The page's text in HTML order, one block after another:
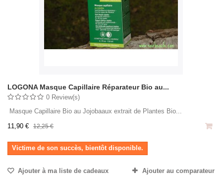
LOGONA Masque Capillaire Réparateur Bio au...
0 Review(s)
Masque Capillaire Bio au Jojobaaux extrait de Plantes Bio...
11,90 €
12,25 €
Victime de son succès, bientôt disponible.
Ajouter à ma liste de cadeaux Ajouter au comparateur